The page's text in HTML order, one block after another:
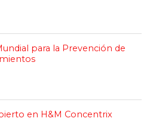
para la Prevención de
en H&M Concentrix